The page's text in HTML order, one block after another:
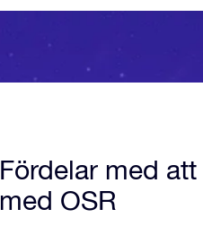
Fördelar med
med OSR